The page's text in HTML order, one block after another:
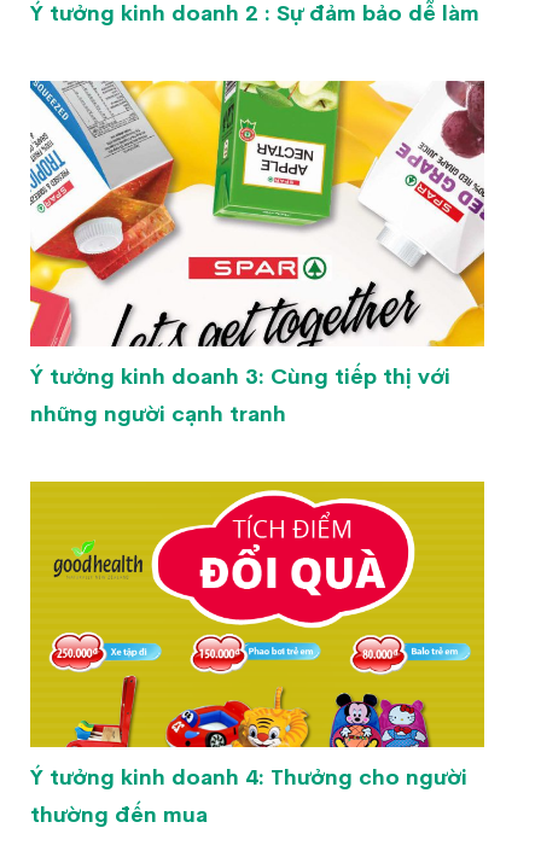
Ý tưởng kinh doanh 2 : Sự đảm bảo dễ làm
Ý tưởng kinh doanh 3: Cùng tiếp thị với
những người cạnh tranh
Ý tưởng kinh doanh 4: Thưởng cho người
thường đến mua